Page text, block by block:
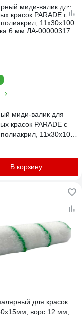
миди-валик для
красок PARADE с
11х30х100
6 мм ЛА-00000317
В корзину
для красок
ворс 12 мм,